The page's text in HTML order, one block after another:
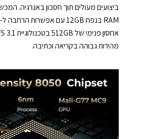
ביצועים מעולים תוך חסכון באנרגיה.
מהירות גבוהה בקריאה וכתיבה.